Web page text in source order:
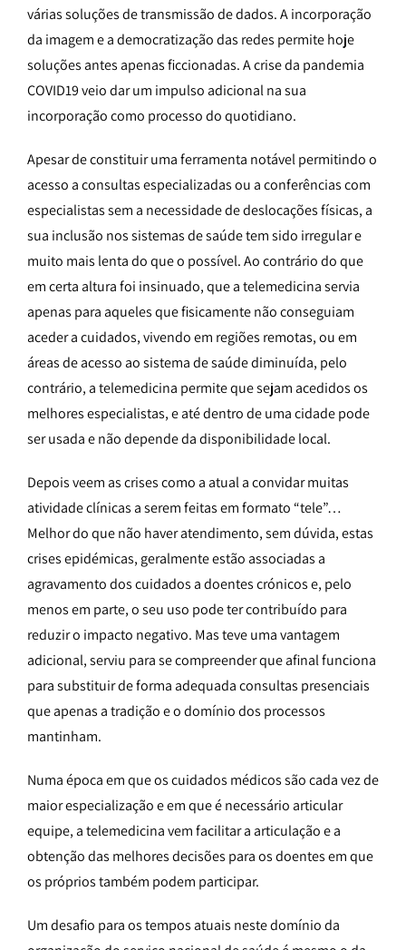
várias soluções de transmissão de dados. A incorporação
da imagem e a democratização das redes permite hoje
soluções antes apenas ficcionadas. A crise da pandemia
COVID19 veio dar um impulso adicional na sua
incorporação como processo do quotidiano.
Apesar de constituir uma ferramenta notável permitindo o
acesso a consultas especializadas ou a conferências com
especialistas sem a necessidade de deslocações físicas, a
sua inclusão nos sistemas de saúde tem sido irregular e
muito mais lenta do que o possível. Ao contrário do que
em certa altura foi insinuado, que a telemedicina servia
apenas para aqueles que fisicamente não conseguiam
aceder a cuidados, vivendo em regiões remotas, ou em
áreas de acesso ao sistema de saúde diminuída, pelo
contrário, a telemedicina permite que sejam acedidos os
melhores especialistas, e até dentro de uma cidade pode
ser usada e não depende da disponibilidade local.
Depois veem as crises como a atual a convidar muitas
atividade clínicas a serem feitas em formato “tele”…
Melhor do que não haver atendimento, sem dúvida, estas
crises epidémicas, geralmente estão associadas a
agravamento dos cuidados a doentes crónicos e, pelo
menos em parte, o seu uso pode ter contribuído para
reduzir o impacto negativo. Mas teve uma vantagem
adicional, serviu para se compreender que afinal funciona
para substituir de forma adequada consultas presenciais
que apenas a tradição e o domínio dos processos
mantinham.
Numa época em que os cuidados médicos são cada vez de
maior especialização e em que é necessário articular
equipe, a telemedicina vem facilitar a articulação e a
obtenção das melhores decisões para os doentes em que
os próprios também podem participar.
Um desafio para os tempos atuais neste domínio da